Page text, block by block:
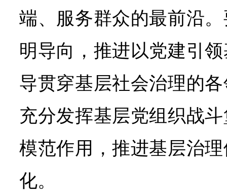
端、服务群众的最前沿
明导向，推进以党建引
导贯穿基层社会治理的
充分发挥基层党组织战
模范作用，推进基层治
化。